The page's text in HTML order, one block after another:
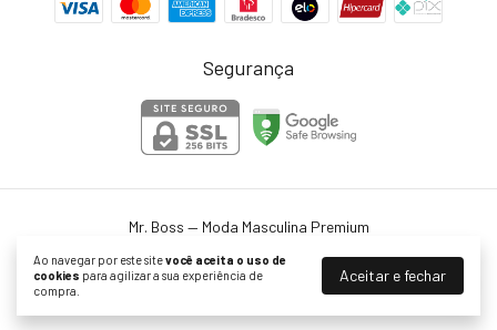
Ao navegar por este sitevocê aceita o uso de
cookies para agilizar a sua experiência de
compra.
Aceitar e fechar
Segurança
Mr. Boss — Moda Masculina Premium